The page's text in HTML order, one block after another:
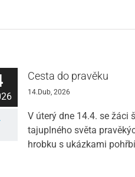
Cesta do pravěku
14.Dub, 2026
V úterý dne 14.4. se žáci
tajuplného světa
hrobku s ukázkami